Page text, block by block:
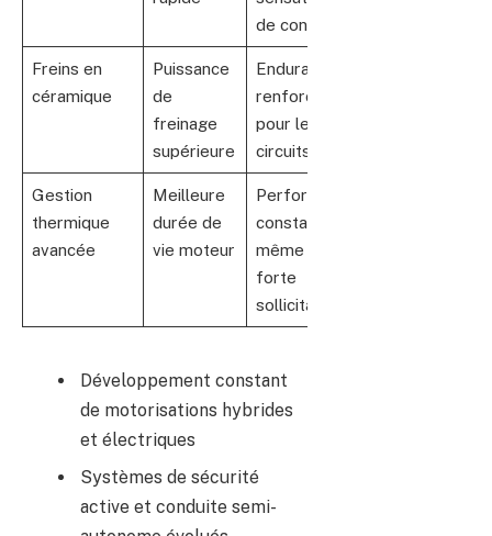
de conduite
Freins en
céramique
Puissance
de
freinage
supérieure
Endurance
renforcée
pour les
circuits
Gestion
thermique
avancée
Meilleure
durée de
vie moteur
Performance
constante
même sous
forte
sollicitation
Développement constant
de motorisations hybrides
et électriques
Systèmes de sécurité
active et conduite semi-